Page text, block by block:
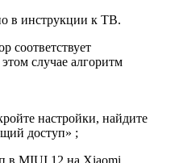
в инструкции к ТВ.
соответствует
случае алгоритм
настройки, найдите
доступ» ;